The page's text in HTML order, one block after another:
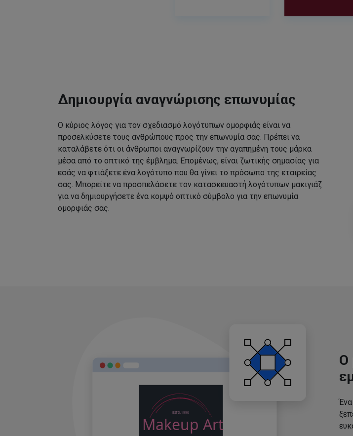
Δημιουργία αναγνώρισης επωνυμίας
Ο κύριος λόγος για τον σχεδιασμό λογότυπων ομορφιάς είναι να
προσελκύσετε τους ανθρώπους προς την επωνυμία σας. Πρέπει να
καταλάβετε ότι οι άνθρωποι αναγνωρίζουν την αγαπημένη τους μάρκα
μέσα από το οπτικό της έμβλημα. Επομένως, είναι ζωτικής σημασίας για
εσάς να φτιάξετε ένα λογότυπο που θα γίνει το πρόσωπο της εταιρείας
σας. Μπορείτε να προσπελάσετε τον κατασκευαστή λογότυπων μακιγιάζ
για να δημιουργήσετε ένα κομψό οπτικό σύμβολο για την επωνυμία
ομορφιάς σας.
Ο